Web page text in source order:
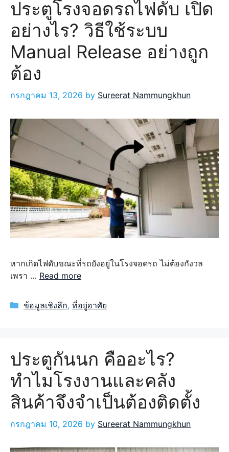
ประตูโรงจอดรถไฟดับ เปิด
อย่างไร? วิธีใช้ระบบ
Manual Release อย่างถูก
ต้อง
กรกฎาคม 13, 2026 by Sureerat Nammungkhun
หากเกิดไฟดับขณะที่รถยังอยู่ในโรงจอดรถ ไม่ต้องกังวล
เพรา … Read more
Categories
ข้อมูลเชิงลึก, ที่อยู่อาศัย
ประตูกันนก คืออะไร?
ทำไมโรงงานและคลัง
สินค้าจึงจำเป็นต้องติดตั้ง
กรกฎาคม 10, 2026 by Sureerat Nammungkhun